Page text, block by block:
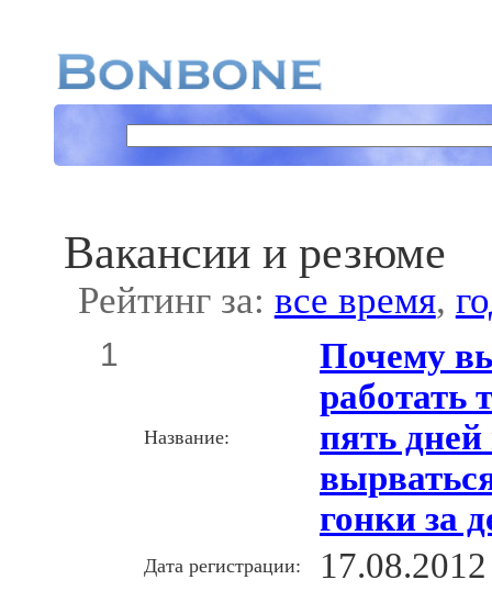
Вакансии и резюме
Рейтинг за: все время,
1
Название:
Почему
работать
пять
гонки за
Дата регистрации: 17.08.2012